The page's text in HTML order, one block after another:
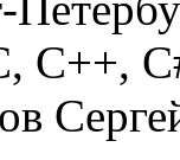
C++,